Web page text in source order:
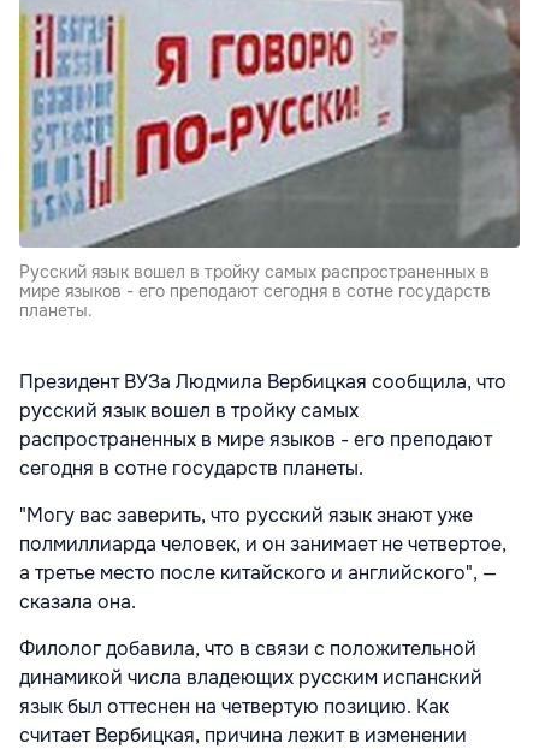
Русский язык вошел в тройку самых распространенных в
мире языков - его преподают сегодня в сотне государств
планеты.
Президент ВУЗа Людмила Вербицкая сообщила, что
русский язык вошел в тройку самых
распространенных в мире языков - его преподают
сегодня в сотне государств планеты.
"Могу вас заверить, что русский язык знают уже
полмиллиарда человек, и он занимает не четвертое,
а третье место после китайского и английского", —
сказала она.
Филолог добавила, что в связи с положительной
динамикой числа владеющих русским испанский
язык был оттеснен на четвертую позицию. Как
считает Вербицкая, причина лежит в изменении